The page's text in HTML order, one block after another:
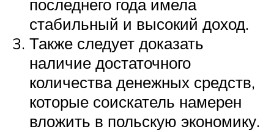
последнего года имела
стабильный и высокий доход.
Также следует доказать
наличие достаточного
количества денежных средств,
которые соискатель намерен
вложить в польскую экономику.